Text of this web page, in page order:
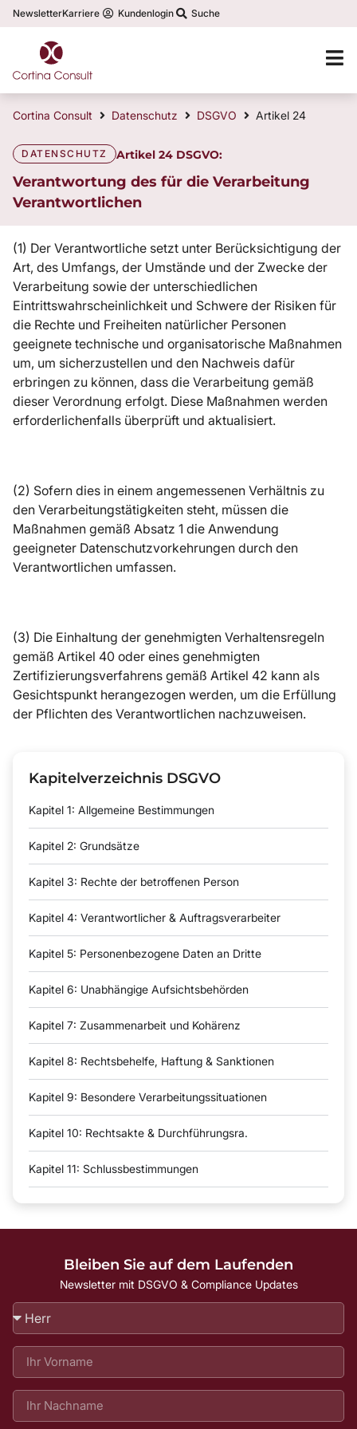
NewsletterKarriere Kundenlogin Suche
Cortina Consult Datenschutz DSGVO Artikel 24
DATENSCHUTZ Artikel 24 DSGVO:
Verantwortung des für die Verarbeitung
Verantwortlichen
(1) Der Verantwortliche setzt unter Berücksichtigung der
Art, des Umfangs, der Umstände und der Zwecke der
Verarbeitung sowie der unterschiedlichen
Eintrittswahrscheinlichkeit und Schwere der Risiken für
die Rechte und Freiheiten natürlicher Personen
geeignete technische und organisatorische Maßnahmen
um, um sicherzustellen und den Nachweis dafür
erbringen zu können, dass die Verarbeitung gemäß
dieser Verordnung erfolgt. Diese Maßnahmen werden
erforderlichenfalls überprüft und aktualisiert.
(2) Sofern dies in einem angemessenen Verhältnis zu
den Verarbeitungstätigkeiten steht, müssen die
Maßnahmen gemäß Absatz 1 die Anwendung
geeigneter Datenschutzvorkehrungen durch den
Verantwortlichen umfassen.
(3) Die Einhaltung der genehmigten Verhaltensregeln
gemäß Artikel 40 oder eines genehmigten
Zertifizierungsverfahrens gemäß Artikel 42 kann als
Gesichtspunkt herangezogen werden, um die Erfüllung
der Pflichten des Verantwortlichen nachzuweisen.
Kapitelverzeichnis DSGVO
Kapitel 1: Allgemeine Bestimmungen
Kapitel 2: Grundsätze
Kapitel 3: Rechte der betroffenen Person
Kapitel 4: Verantwortlicher & Auftragsverarbeiter
Kapitel 5: Personenbezogene Daten an Dritte
Kapitel 6: Unabhängige Aufsichtsbehörden
Kapitel 7: Zusammenarbeit und Kohärenz
Kapitel 8: Rechtsbehelfe, Haftung & Sanktionen
Kapitel 9: Besondere Verarbeitungssituationen
Kapitel 10: Rechtsakte & Durchführungsra.
Kapitel 11: Schlussbestimmungen
Bleiben Sie auf dem Laufenden
Newsletter mit DSGVO & Compliance Updates